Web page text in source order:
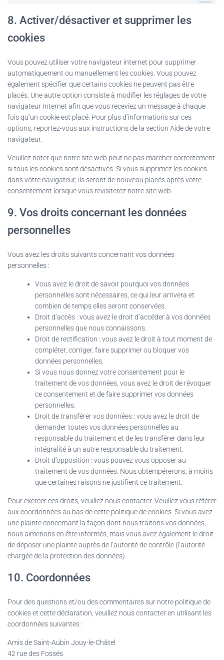
8. Activer/désactiver et supprimer les
cookies
Vous pouvez utiliser votre navigateur internet pour supprimer
automatiquement ou manuellement les cookies. Vous pouvez
également spécifier que certains cookies ne peuvent pas être
placés. Une autre option consiste à modifier les réglages de votre
navigateur Internet afin que vous receviez un message à chaque
fois qu’un cookie est placé. Pour plus d’informations sur ces
options, reportez-vous aux instructions de la section Aide de votre
navigateur.
Veuillez noter que notre site web peut ne pas marcher correctement
si tous les cookies sont désactivés. Si vous supprimez les cookies
dans votre navigateur, ils seront de nouveau placés après votre
consentement lorsque vous revisiterez notre site web.
9. Vos droits concernant les données
personnelles
Vous avez les droits suivants concernant vos données
personnelles :
Vous avez le droit de savoir pourquoi vos données
personnelles sont nécessaires, ce qui leur arrivera et
combien de temps elles seront conservées.
Droit d’accès : vous avez le droit d’accéder à vos données
personnelles que nous connaissons.
Droit de rectification : vous avez le droit à tout moment de
compléter, corriger, faire supprimer ou bloquer vos
données personnelles.
Si vous nous donnez votre consentement pour le
traitement de vos données, vous avez le droit de révoquer
ce consentement et de faire supprimer vos données
personnelles.
Droit de transférer vos données : vous avez le droit de
demander toutes vos données personnelles au
responsable du traitement et de les transférer dans leur
intégralité à un autre responsable du traitement.
Droit d’opposition : vous pouvez vous opposer au
traitement de vos données. Nous obtempérerons, à moins
que certaines raisons ne justifient ce traitement.
Pour exercer ces droits, veuillez nous contacter. Veuillez vous référer
aux coordonnées au bas de cette politique de cookies. Si vous avez
une plainte concernant la façon dont nous traitons vos données,
nous aimerions en être informés, mais vous avez également le droit
de déposer une plainte auprès de l’autorité de contrôle (l’autorité
chargée de la protection des données).
10. Coordonnées
Pour des questions et/ou des commentaires sur notre politique de
cookies et cette déclaration, veuillez nous contacter en utilisant les
coordonnées suivantes :
Amis de Saint-Aubin Jouy-le-Châtel
42 rue des Fossés